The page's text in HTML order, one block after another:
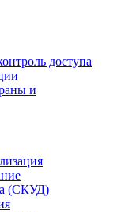
доступа
и
(СКУД)